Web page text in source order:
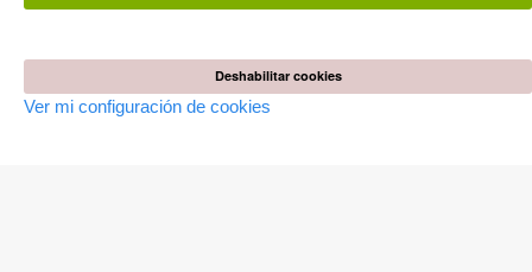
Deshabilitar cookies
Ver mi configuración de cookies
Publicar disertación